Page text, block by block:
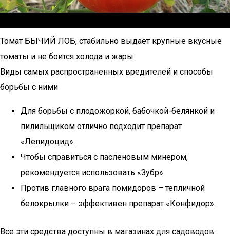
Томат БЫЧИЙ ЛОБ, стабильно выдает крупные вкусные
томаты и не боится холода и жары
Виды самых распространенных вредителей и способы
борьбы с ними
Для борьбы с плодожоркой, бабочкой-белянкой и
пилильщиком отлично подходит препарат
«Лепидоцид».
Чтобы справиться с пасленовым минером,
рекомендуется использовать «Зубр».
Против главного врага помидоров – тепличной
белокрылки – эффективен препарат «Конфидор».
Все эти средства доступны в магазинах для садоводов.